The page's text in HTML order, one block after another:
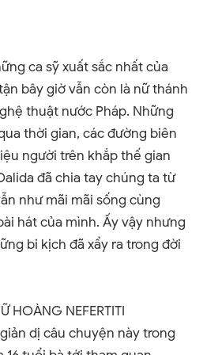
ca sỹ xuất sắc nhất của
bây giờ vẫn còn là nữ thánh
thuật nước Pháp. Những
thời gian, các đường biên
người trên khắp thế gian
đã chia tay chúng ta từ
như mãi mãi sống cùng
hát của mình. Ấy vậy nhưng
bi kịch đã xẩy ra trong đời
HOÀNG NEFERTITI
dị câu chuyện này trong